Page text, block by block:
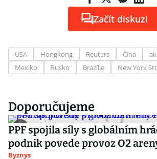
Začít diskuzi
USA Hongkong Reuters Čína
Mexiko
Rusko Brazílie New York
Doporučujeme
PPF spojila síly s globálním
podnik povede provoz O2
Byznys